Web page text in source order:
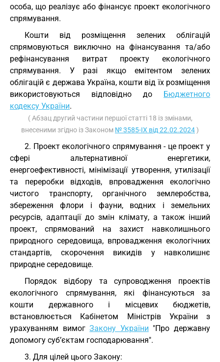
особа, що реалізує або фінансує проект екологічного
спрямування.
Кошти від розміщення зелених облігацій
спрямовуються виключно на фінансування та/або
рефінансування витрат проекту екологічного
спрямування. У разі якщо емітентом зелених
облігацій є держава Україна, кошти від їх розміщення
використовуються відповідно до Бюджетного
кодексу України.
( Абзац другий частини першої статті 18 із змінами,
внесеними згідно із Законом № 3585-IX від 22.02.2024)
2. Проект екологічного спрямування - це проект у
сфері альтернативної енергетики,
енергоефективності, мінімізації утворення, утилізації
та переробки відходів, впровадження екологічно
чистого транспорту, органічного землеробства,
збереження флори і фауни, водних і земельних
ресурсів, адаптації до змін клімату, а також інший
проект, спрямований на захист навколишнього
природного середовища, впровадження екологічних
стандартів, скорочення викидів у навколишнє
природне середовище.
Порядок відбору та супроводження проектів
екологічного спрямування, які фінансуються за
кошти державного і місцевих бюджетів,
встановлюється Кабінетом Міністрів України з
урахуванням вимогЗакону України "Про державну
допомогу суб’єктам господарювання".
3. Для цілей цього Закону: